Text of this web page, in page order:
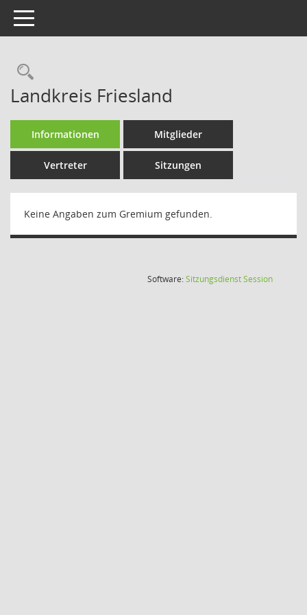
Toggle navigation
Rechercheauswahl
Landkreis Friesland
Informationen Mitglieder
Vertreter Sitzungen
Keine Angaben zum Gremium gefunden.
Software:SitzungsdienstSession(Wird in